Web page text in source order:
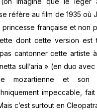
réfère au film de 1935 où
princesse française et non
dont cette version est
cantonner cette artiste
sull’aria » (en duo
mozartienne et
impeccable,
c’est surtout en